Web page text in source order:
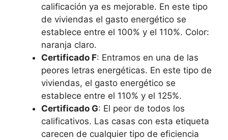
calificación ya es mejorable. En este tipo
de viviendas el gasto energético se
establece entre el 100% y el 110%. Color:
naranja claro.
Certificado F: Entramos en una de las
peores letras energéticas. En este tipo de
viviendas, el gasto energético se
establece entre el 110% y el 125%.
Certificado G: El peor de todos los
calificativos. Las casas con esta etiqueta
carecen de cualquier tipo de eficiencia